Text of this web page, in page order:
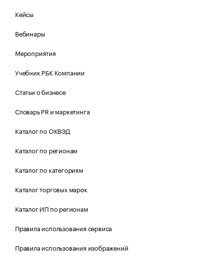
Кейсы
Вебинары
Мероприятия
Учебник РБК Компании
Статьи о бизнесе
Словарь PR и маркетинга
Каталог по ОКВЭД
Каталог по регионам
Каталог по категориям
Каталог торговых марок
Каталог ИП по регионам
Правила использования сервиса
Правила использования изображений